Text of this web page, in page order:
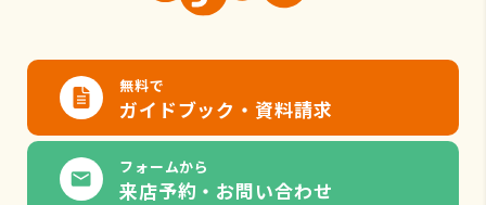
無料で
ガイドブック・資料請求
フォームから
来店予約・お問い合わせ